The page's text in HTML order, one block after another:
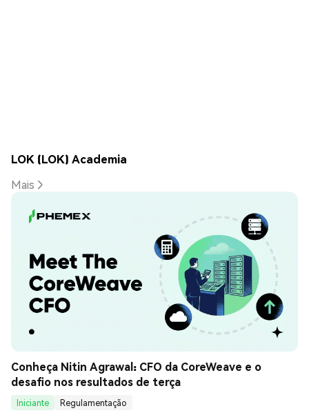
LOK (LOK) Academia
Mais
Conheça Nitin Agrawal: CFO da CoreWeave e o
desafio nos resultados de terça
Iniciante
Regulamentação